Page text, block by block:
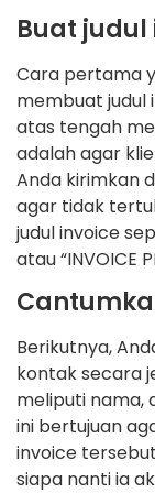
Buat judul
Cara pertama
membuat judul
atas tengah
adalah agar
Anda kirimkan
agar tidak
judul invoice
atau “INVOICE
Berikutnya,
kontak secara
meliputi nama,
ini bertujuan
invoice
siapa nanti ia